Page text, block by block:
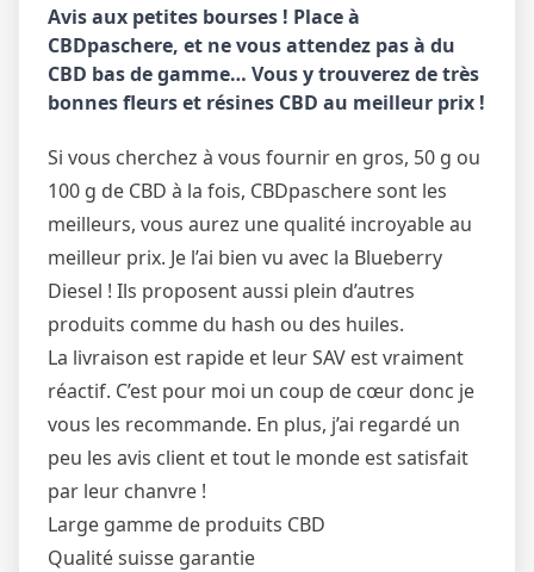
Avis aux petites bourses ! Place à
CBDpaschere, et ne vous attendez pas à du
CBD bas de gamme… Vous y trouverez de très
bonnes fleurs et résines CBD au meilleur prix !
Si vous cherchez à vous fournir en gros, 50 g ou
100 g de CBD à la fois, CBDpaschere sont les
meilleurs, vous aurez une qualité incroyable au
meilleur prix. Je l’ai bien vu avec la Blueberry
Diesel ! Ils proposent aussi plein d’autres
produits comme du hash ou des huiles.
La livraison est rapide et leur SAV est vraiment
réactif. C’est pour moi un coup de cœur donc je
vous les recommande. En plus, j’ai regardé un
peu les avis client et tout le monde est satisfait
par leur chanvre !
Large gamme de produits CBD
Qualité suisse garantie